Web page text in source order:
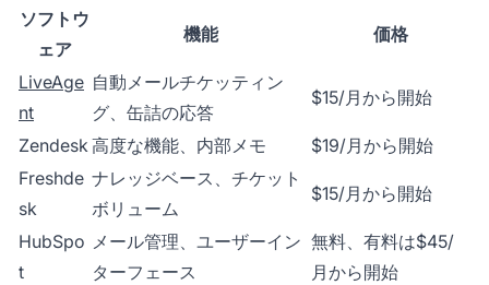
ソフトウ
ェア
機能 価格
LiveAge
nt
自動メールチケッティン
グ、缶詰の応答
$15/月から開始
Zendesk高度な機能、内部メモ
$19/月から開始
Freshde
sk
ナレッジベース、チケット
ボリューム
$15/月から開始
HubSpo
t
メール管理、ユーザーイン
ターフェース
無料、有料は$45/
月から開始